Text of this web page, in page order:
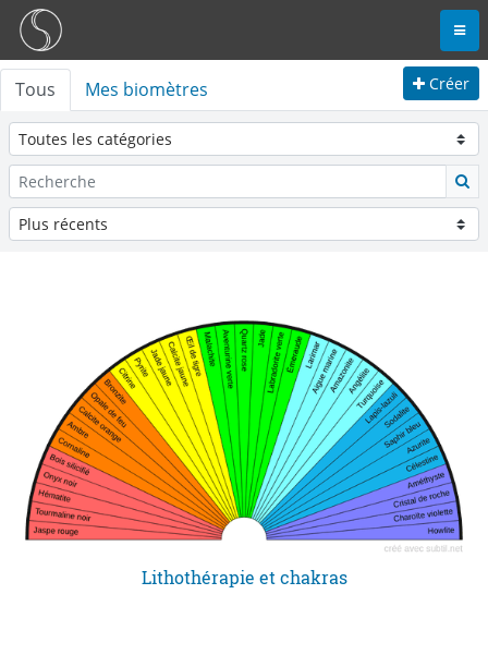
Tous Mes biomètres Créer
Lithothérapie et chakras